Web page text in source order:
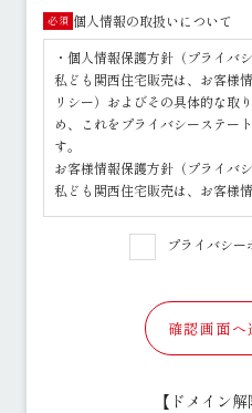
必須 個人情報の取扱いについて
・個人情報保護方針（プライバ
私ども関西住宅販売は、お客様
リシー）およびその具体的な取
め、これをプライバシーステー
す。
お客様情報保護方針（プライバシ
私ども関西住宅販売は、お客様
情報の保護に関する法律」その
に、以下の方針に基づきお客様
1.お客様情報の利用目的について
際にお客様に明示いたします。
○ その利用目的の達成に必要な
プライバシー
確認画面へ
【ドメイン